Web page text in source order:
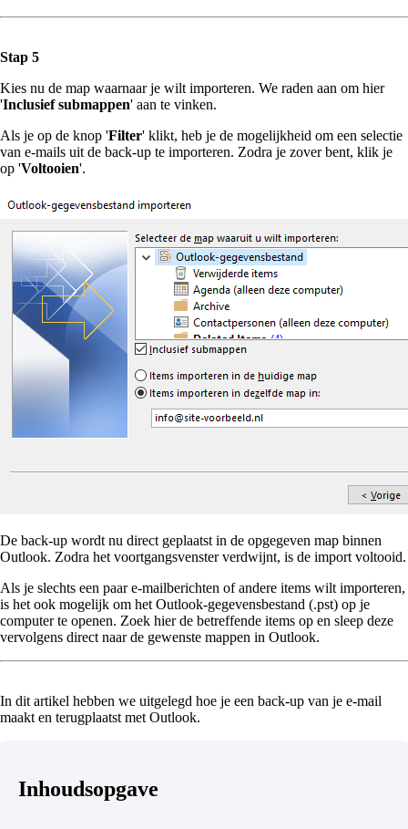
Stap 5
Kies nu de map waarnaar je wilt importeren. We raden aan om hier
'Inclusief submappen' aan te vinken.
Als je op de knop 'Filter' klikt, heb je de mogelijkheid om een selectie
van e-mails uit de back-up te importeren. Zodra je zover bent, klik je
op 'Voltooien'.
De back-up wordt nu direct geplaatst in de opgegeven map binnen
Outlook. Zodra het voortgangsvenster verdwijnt, is de import voltooid.
Als je slechts een paar e-mailberichten of andere items wilt importeren,
is het ook mogelijk om het Outlook-gegevensbestand (.pst) op je
computer te openen. Zoek hier de betreffende items op en sleep deze
vervolgens direct naar de gewenste mappen in Outlook.
In dit artikel hebben we uitgelegd hoe je een back-up van je e-mail
maakt en terugplaatst met Outlook.
Inhoudsopgave